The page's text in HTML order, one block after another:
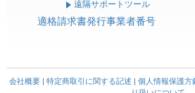
遠隔サポートツール
適格請求書発行事業者番号
会社概要| 特定商取引に関する記述 | 個人情報保護方